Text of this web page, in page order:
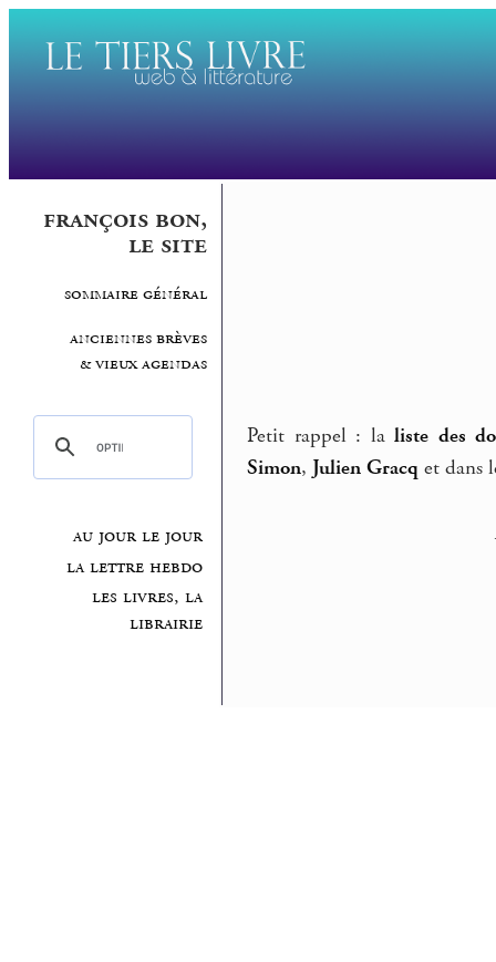
françois bon,
le site
sommaire général
anciennes brèves
& vieux agendas
au jour le jour
la lettre hebdo
les livres, la
librairie
Petit rappel : laliste des
Simon, Julien Gracq et dans